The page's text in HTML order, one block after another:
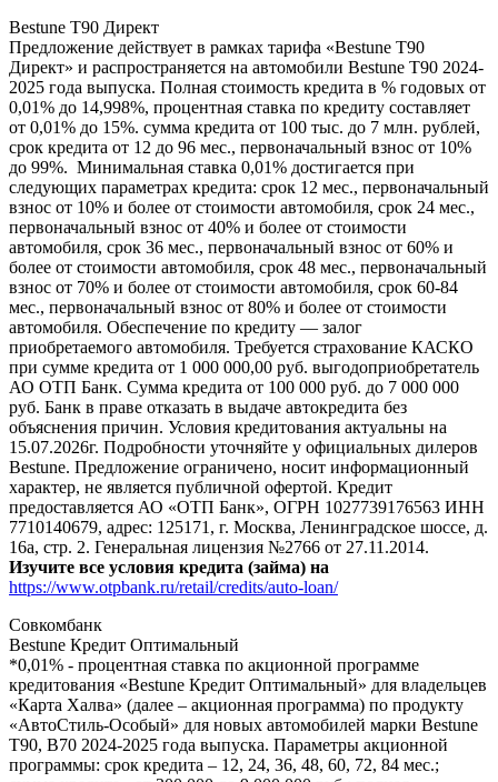
Bestune T90 Директ
Предложение действует в рамках тарифа «Bestune T90
Директ» и распространяется на автомобили Bestune T90 2024-
2025 года выпуска. Полная стоимость кредита в % годовых от
0,01% до 14,998%, процентная ставка по кредиту составляет
от 0,01% до 15%. сумма кредита от 100 тыс. до 7 млн. рублей,
срок кредита от 12 до 96 мес., первоначальный взнос от 10%
до 99%. Минимальная ставка 0,01% достигается при
следующих параметрах кредита: срок 12 мес., первоначальный
взнос от 10% и более от стоимости автомобиля, срок 24 мес.,
первоначальный взнос от 40% и более от стоимости
автомобиля, срок 36 мес., первоначальный взнос от 60% и
более от стоимости автомобиля, срок 48 мес., первоначальный
взнос от 70% и более от стоимости автомобиля, срок 60-84
мес., первоначальный взнос от 80% и более от стоимости
автомобиля. Обеспечение по кредиту — залог
приобретаемого автомобиля. Требуется страхование КАСКО
при сумме кредита от 1 000 000,00 руб. выгодоприобретатель
АО ОТП Банк. Сумма кредита от 100 000 руб. до 7 000 000
руб. Банк в праве отказать в выдаче автокредита без
объяснения причин. Условия кредитования актуальны на
15.07.2026г. Подробности уточняйте у официальных дилеров
Bestune. Предложение ограничено, носит информационный
характер, не является публичной офертой. Кредит
предоставляется АО «ОТП Банк», ОГРН 1027739176563 ИНН
7710140679, адрес: 125171, г. Москва, Ленинградское шоссе, д.
16а, стр. 2. Генеральная лицензия №2766 от 27.11.2014.
Изучите все условия кредита (займа) на
https://www.otpbank.ru/retail/credits/auto-loan/
Совкомбанк
Bestune Кредит Оптимальный
*0,01% - процентная ставка по акционной программе
кредитования «Bestune Кредит Оптимальный» для владельцев
«Карта Халва» (далее – акционная программа) по продукту
«АвтоСтиль-Особый» для новых автомобилей марки Bestune
T90, B70 2024-2025 года выпуска. Параметры акционной
программы: срок кредита – 12, 24, 36, 48, 60, 72, 84 мес.;